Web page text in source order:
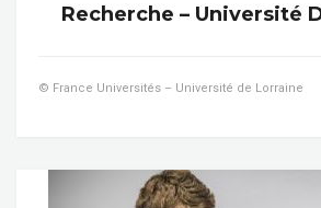
Recherche – Université
© France Universités – Université de Lorraine